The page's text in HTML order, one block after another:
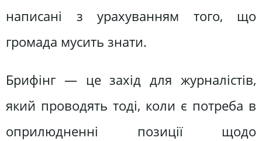
написані з урахуванням того, що
громада мусить знати.
Брифінг — це захід для журналістів,
який проводять тоді, коли є потреба в
оприлюдненні позиції щодо